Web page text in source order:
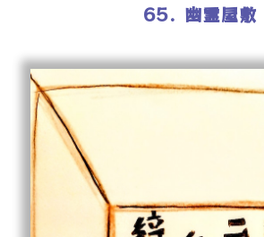
当サイトについて
65. 幽霊屋敷